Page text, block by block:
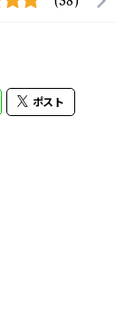
ポスト